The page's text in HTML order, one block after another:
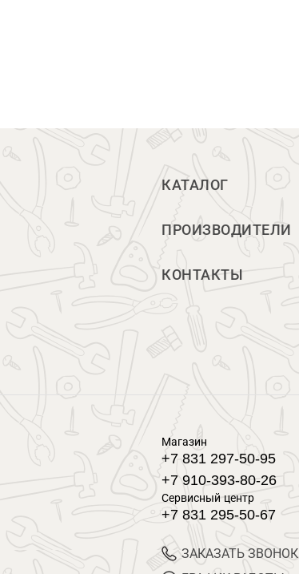
КАТАЛОГ
ПРОИЗВОДИТЕЛИ
КОНТАКТЫ
Магазин
+7 831 297-50-95
+7 910-393-80-26
Сервисный центр
+7 831 295-50-67
ЗАКАЗАТЬ ЗВОНОК